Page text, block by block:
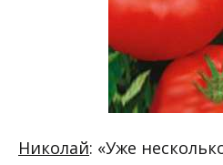
Николай: «Уже